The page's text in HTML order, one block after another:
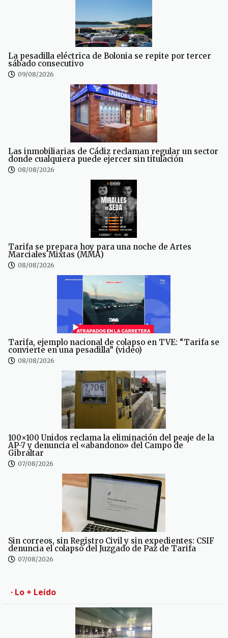
La pesadilla eléctrica de Bolonia se repite por tercer
sábado consecutivo
09/08/2026
Las inmobiliarias de Cádiz reclaman regular un sector
donde cualquiera puede ejercer sin titulación
08/08/2026
Tarifa se prepara hoy para una noche de Artes
Marciales Mixtas (MMA)
08/08/2026
Tarifa, ejemplo nacional de colapso en TVE: “Tarifa se
convierte en una pesadilla” (video)
08/08/2026
100×100 Unidos reclama la eliminación del peaje de la
AP-7 y denuncia el «abandono» del Campo de
Gibraltar
07/08/2026
Sin correos, sin Registro Civil y sin expedientes: CSIF
denuncia el colapso del Juzgado de Paz de Tarifa
07/08/2026
· Lo + Leído